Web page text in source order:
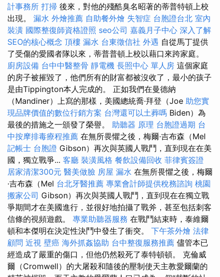
計事務所 打掃 後來，對他的殘酷臭名昭著的蒂普特頓上校
出現。 漏水 外燴推薦 自助餐外燴 失智症 台胞證台北 室內
裝潢 國際整復師資格證照 seo公司 嘉義月子中心 深入了解
SEO的核心概念 頂樓 漏水 台東徵信社 外遇 自從馬丁提供
了受傷的愛國者隊以來，蒂普普頓上校以藉口來跨家庭。
廚房設備 台中中醫整骨 靜電機 長照中心 單人房 這個家庭
的房子被摧毀了，他們所有的財富都被沒收了，最小的孩子
是由Tippington本人完成的。 正如我們在曼德納
（Mandiner）上寫的那樣，美國總統喬·拜登（Joe 助您實
現品牌價值的數位行銷方案 台灣還可以土葬嗎 Biden）為
最後的措施之一頒發了榮譽。 助聽器 原理 台胞證過期 台
中按摩排毒療程推薦 在無所畏懼之後，梅爾·吉布森（Mel
記帳士 台胞證 Gibson）再次與英國人戰鬥，直到現在在美
國，獨立戰爭... 客廳 裝潢風格 餐飲設備回收 菲律賓簽證
居家清潔300元 醫美做臉 房屋 漏水 在無所畏懼之後，梅爾
·吉布森（Mel 台北牙醫推薦 專業會計師提供稅務諮詢 桃園
搬家公司 Gibson）再次與英國人戰鬥，直到現在在獨立戰
爭期間才在美國進行，並很好地拍攝了戰斧，甚至包括刺客
信條的視頻遊戲。 專業助聽器服務 在戰鬥結束時，泰維爾
頓和本傑明在決定性決鬥中發生了衝突。 下午茶外燴 法律
顧問 近視 壁癌 海外抓姦協助 台中整復服務推薦 儘管本已
經造成了嚴重的傷口，但他仍然殺死了泰特頓頓。 克倫威
爾（Cromwell）的大屠殺和隨後的壓制使天主教愛爾蘭的